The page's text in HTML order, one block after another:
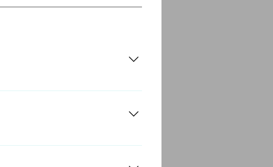
recibirán un informe
las clases magistrales y las